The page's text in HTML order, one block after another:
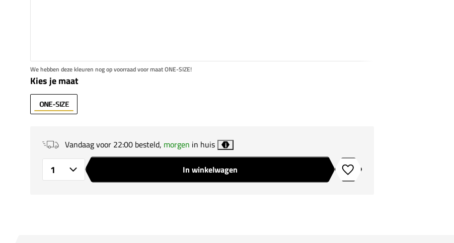
We hebben deze kleuren nog op voorraad voor maat ONE-SIZE!
Kies je maat
ONE-SIZE
Vandaag voor 22:00 besteld, morgen in huis i
In winkelwagen Toevoegen aan verlanglijstje